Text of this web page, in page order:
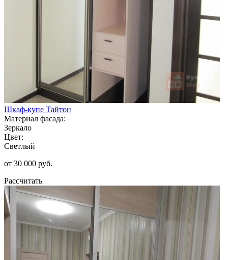
Шкаф-купе Тайтон
Материал фасада:
Зеркало
Цвет:
Светлый
от 30 000 руб.
Рассчитать